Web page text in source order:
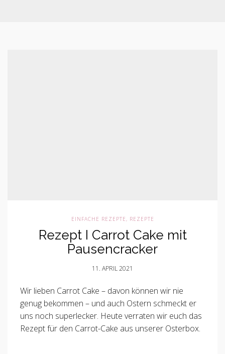
EINFACHE REZEPTE, REZEPTE
Rezept I Carrot Cake mit
Pausencracker
11. APRIL 2021
Wir lieben Carrot Cake – davon können wir nie
genug bekommen – und auch Ostern schmeckt er
uns noch superlecker. Heute verraten wir euch das
Rezept für den Carrot-Cake aus unserer Osterbox.